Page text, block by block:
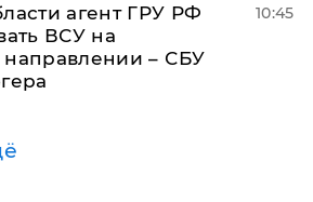
агент ГРУ РФ
ВСУ на
– СБУ
10:45